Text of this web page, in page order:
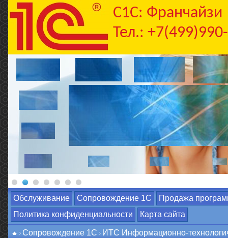
C1С: Франчайзи
Тел.:
Обслуживание Сопровождение 1С
Продажа
Политика конфиденциальности
Карта сайта
Сопровождение 1С
ИТС Информационно-